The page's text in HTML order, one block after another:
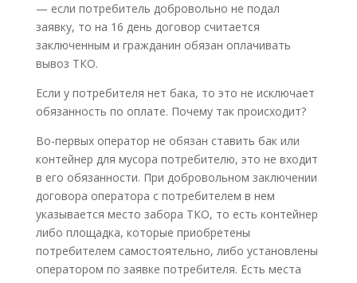
— если потребитель добровольно не подал
заявку, то на 16 день договор считается
заключенным и гражданин обязан оплачивать
вывоз ТКО.
Если у потребителя нет бака, то это не исключает
обязанность по оплате. Почему так происходит?
Во-первых оператор не обязан ставить бак или
контейнер для мусора потребителю, это не входит
в его обязанности. При добровольном заключении
договора оператора с потребителем в нем
указывается место забора ТКО, то есть контейнер
либо площадка, которые приобретены
потребителем самостоятельно, либо установлены
оператором по заявке потребителя. Есть места